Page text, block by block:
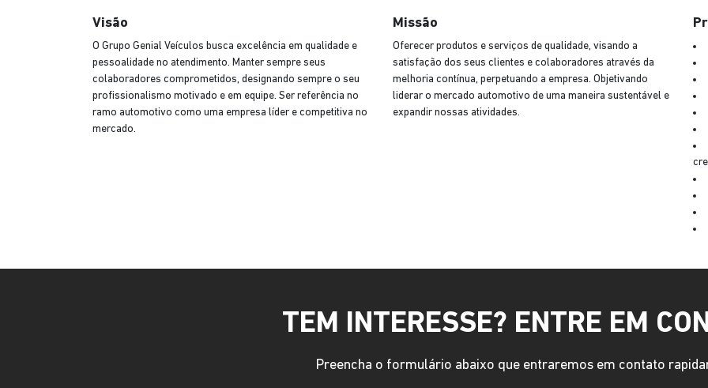
Visão
O Grupo Genial Veículos busca excelência em qualidade e
pessoalidade no atendimento. Manter sempre seus
colaboradores comprometidos, designando sempre o seu
profissionalismo motivado e em equipe. Ser referência no
ramo automotivo como uma empresa líder e competitiva no
mercado.
Missão
Oferecer produtos e serviços de qualidade, visando a
satisfação dos seus clientes e colaboradores através da
melhoria contínua, perpetuando a empresa. Objetivando
liderar o mercado automotivo de uma maneira sustentável e
expandir nossas atividades.
TEM INTERESSE? ENTRE EM
Preencha o formulário abaixo que entraremos em contato